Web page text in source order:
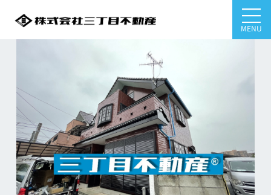
MENU